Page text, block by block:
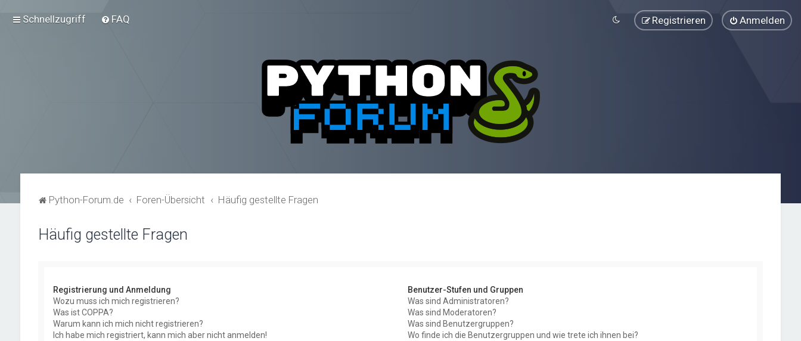
Schnellzugriff FAQ Anmelden
Registrieren
Python-Forum.de Foren-Übersicht Häufig gestellte Fragen
Häufig gestellte Fragen
Registrierung und Anmeldung
Wozu muss ich mich registrieren?
Was ist COPPA?
Warum kann ich mich nicht registrieren?
Ich habe mich registriert, kann mich aber nicht anmelden!
Benutzer-Stufen und Gruppen
Was sind Administratoren?
Was sind Moderatoren?
Was sind Benutzergruppen?
Wo finde ich die Benutzergruppen und wie trete ich ihnen bei?